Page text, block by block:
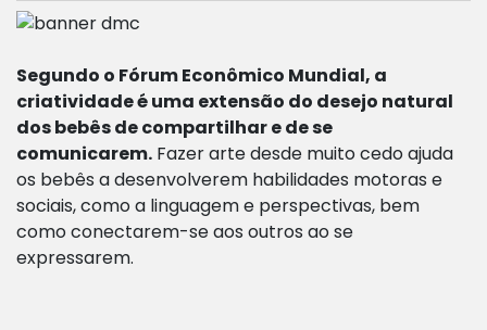
Segundo o Fórum Econômico Mundial, a
criatividade é uma extensão do desejo natural
dos bebês de compartilhar e de se
comunicarem. Fazer arte desde muito cedo ajuda
os bebês a desenvolverem habilidades motoras e
sociais, como a linguagem e perspectivas, bem
como conectarem-se aos outros ao se
expressarem.